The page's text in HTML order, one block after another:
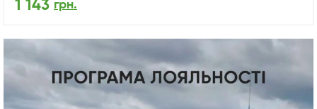
1 143 грн.